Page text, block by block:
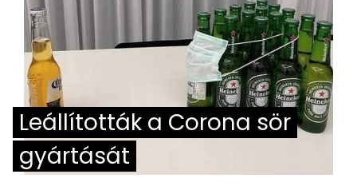
Leállították a Corona sör
gyártását